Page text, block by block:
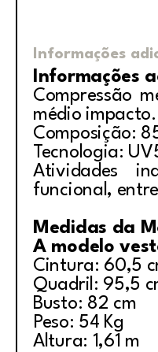
Informações
Informações
Compressão
médio impacto.
Composição:
Tecnologia:
Atividades
funcional,
Medidas da
A modelo
Cintura: 60,5
Quadril: 95,5
Busto: 82 cm
Peso: 54 Kg
Altura: 1,61 m